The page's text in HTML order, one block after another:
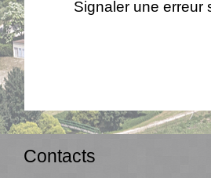
Signaler une erreur
Contacts